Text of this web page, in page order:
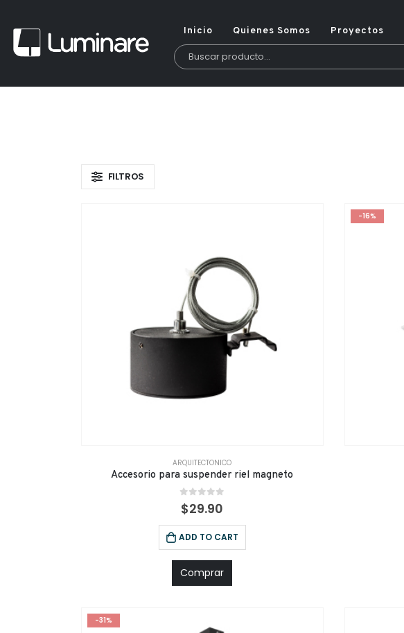
Inicio Quienes Somos Proyectos
FILTROS
ARQUITECTONICO
Accesorio para suspender riel magneto
0out of 5
$29.90
ADD TO CART
Comprar
-16%
-31%